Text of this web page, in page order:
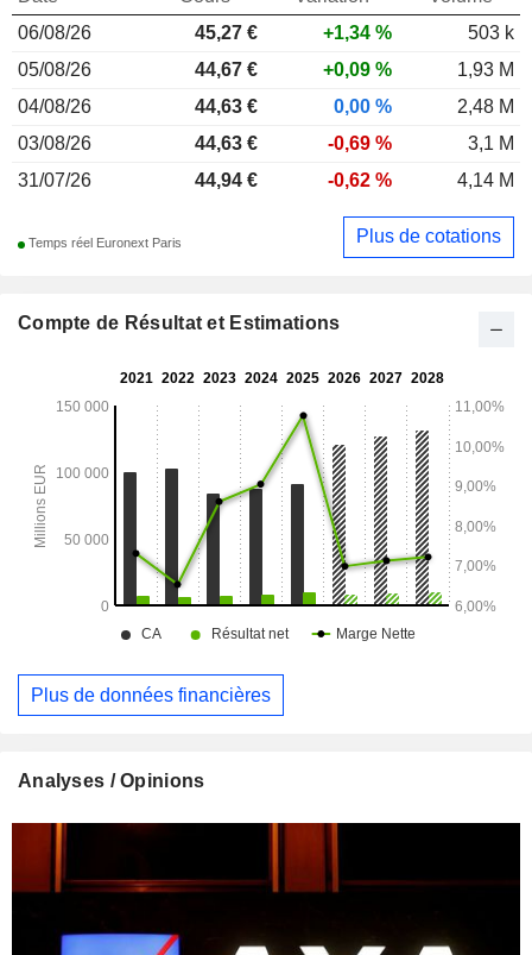
06/08/26
45,27 € +1,34 %
503 k
05/08/26
44,67 € +0,09 %
1,93 M
04/08/26
44,63 € 0,00 %
2,48 M
03/08/26
44,63 € -0,69 %
3,1 M
31/07/26
44,94 € -0,62 % 4,14 M
Temps réel Euronext Paris Plus de cotations
Compte de Résultat et Estimations
Plus de données financières
Analyses / Opinions